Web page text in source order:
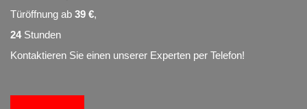
Türöffnung ab 39 €,
24Stunden
Kontaktieren Sie einen unserer Experten per Telefon!